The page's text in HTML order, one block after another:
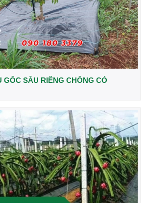
GỐC SẦU RIÊNG CHỐNG CỎ